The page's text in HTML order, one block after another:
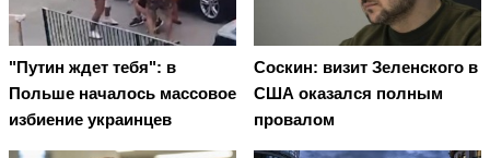
"Путин ждет тебя": в
Польше началось массовое
избиение украинцев
Соскин: визит Зеленского в
США оказался полным
провалом